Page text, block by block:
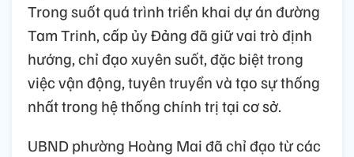
Trong suốt quá trình triển khai dự án đường
Tam Trinh, cấp ủy Đảng đã giữ vai trò định
hướng, chỉ đạo xuyên suốt, đặc biệt trong
việc vận động, tuyên truyền và tạo sự thống
nhất trong hệ thống chính trị tại cơ sở.
UBND phường Hoàng Mai đã chỉ đạo từ các